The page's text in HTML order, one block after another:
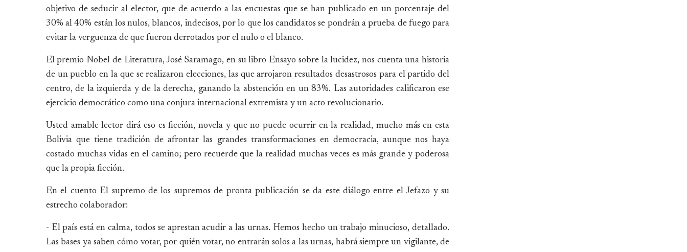
objetivo de seducir al elector, que de acuerdo a las encuestas que se han publicado en un porcentaje del
30% al 40% están los nulos, blancos, indecisos, por lo que los candidatos se pondrán a prueba de fuego para
evitar la verguenza de que fueron derrotados por el nulo o el blanco.
El premio Nobel de Literatura, José Saramago, en su libro Ensayo sobre la lucidez, nos cuenta una historia
de un pueblo en la que se realizaron elecciones, las que arrojaron resultados desastrosos para el partido del
centro, de la izquierda y de la derecha, ganando la abstención en un 83%. Las autoridades calificaron ese
ejercicio democrático como una conjura internacional extremista y un acto revolucionario.
Usted amable lector dirá eso es ficción, novela y que no puede ocurrir en la realidad, mucho más en esta
Bolivia que tiene tradición de afrontar las grandes transformaciones en democracia, aunque nos haya
costado muchas vidas en el camino; pero recuerde que la realidad muchas veces es más grande y poderosa
que la propia ficción.
En el cuento El supremo de los supremos de pronta publicación se da este diálogo entre el Jefazo y su
estrecho colaborador:
- El país está en calma, todos se aprestan acudir a las urnas. Hemos hecho un trabajo minucioso, detallado.
Las bases ya saben cómo votar, por quién votar, no entrarán solos a las urnas, habrá siempre un vigilante, de